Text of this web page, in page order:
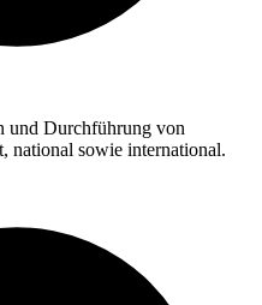
und Durchführung von
national sowie international.